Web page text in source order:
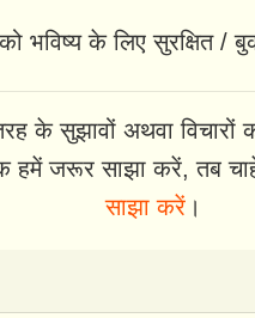
भविष्य के लिए सुरक्षित /
के सुझावों अथवा विचारों
जरूर साझा करें, तब
साझा करें।